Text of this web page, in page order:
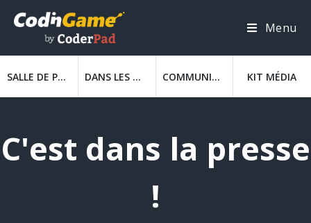
Menu
SALLE DE PRESSE DANS LES MÉDIAS COMMUNIQUÉS KIT MÉDIA
C'est dans la presse
!